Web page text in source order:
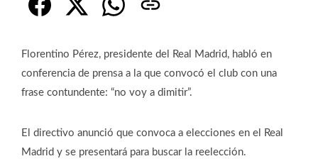
Florentino Pérez, presidente del Real Madrid, habló en
conferencia de prensa a la que convocó el club con una
frase contundente: “no voy a dimitir”.
El directivo anunció que convoca a elecciones en el Real
Madrid y se presentará para buscar la reelección.